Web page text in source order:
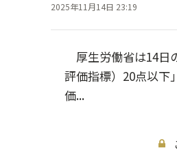
2025年11月14日 23:19
厚生労働省は14日
評価指標）20点以
価...